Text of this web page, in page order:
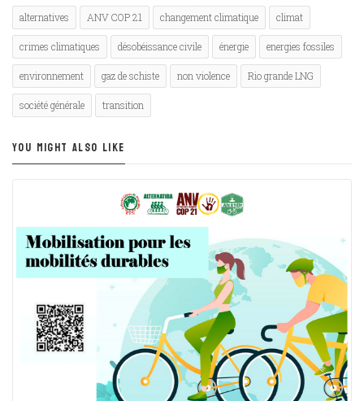
alternatives ANV COP 21 changement climatique climat
crimes climatiques désobéissance civile énergie energies fossiles
environnement gaz de schiste non violence Rio grande LNG
société générale transition
YOU MIGHT ALSO LIKE